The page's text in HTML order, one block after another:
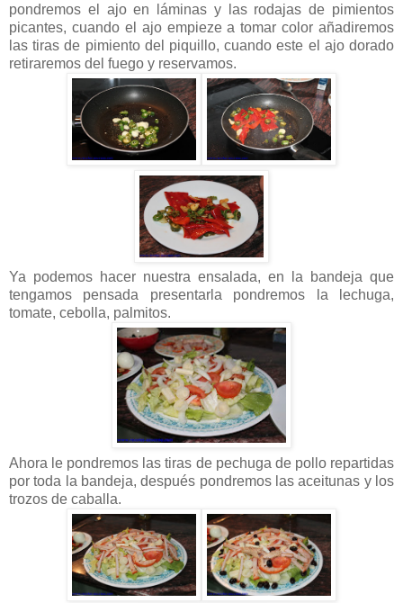
pondremos el ajo en láminas y las rodajas de pimientos
picantes, cuando el ajo empieze a tomar color añadiremos
las tiras de pimiento del piquillo, cuando este el ajo dorado
retiraremos del fuego y reservamos.
Ya podemos hacer nuestra ensalada, en la bandeja que
tengamos pensada presentarla pondremos la lechuga,
tomate, cebolla, palmitos.
Ahora le pondremos las tiras de pechuga de pollo repartidas
por toda la bandeja, después pondremos las aceitunas y los
trozos de caballa.